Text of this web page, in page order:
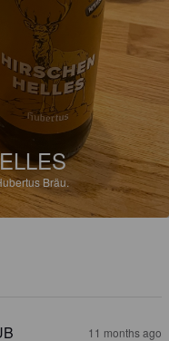
Bräu.
11 months ago